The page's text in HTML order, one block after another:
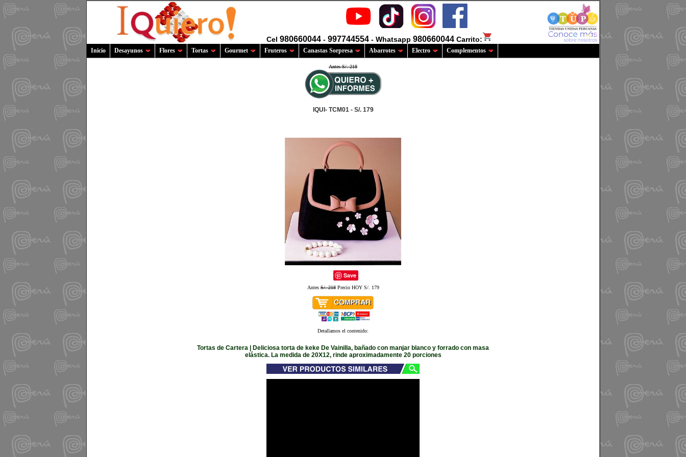
Cel 980660044 - 997744554 - Whatsapp 980660044 Carrito:
Inicio Desayunos Flores Tortas Gourmet Fruteros Canastas Sorpresa Abarrotes Electro Complementos
Antes S/. 218
IQUI- TCM01 - S/. 179
Save
AntesS/. 218Precio HOY S/. 179
Detallamos el contenido:
Tortas de Cartera | Deliciosa torta de keke De Vainilla, bañado con manjar blanco y forrado con masa
elástica. La medida de 20X12, rinde aproximadamente 20 porciones